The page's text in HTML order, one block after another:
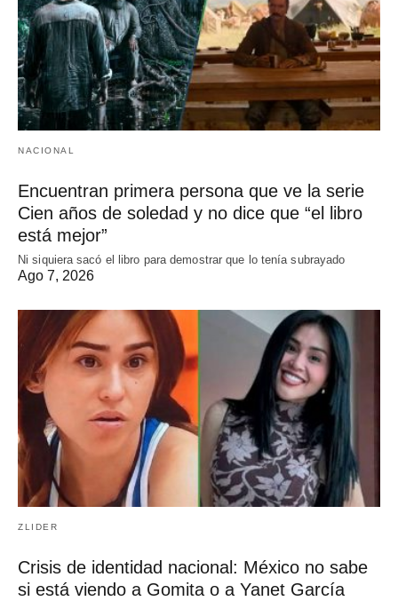
NACIONAL
Encuentran primera persona que ve la serie
Cien años de soledad y no dice que “el libro
está mejor”
Ni siquiera sacó el libro para demostrar que lo tenía subrayado
Ago 7, 2026
ZLIDER
Crisis de identidad nacional: México no sabe
si está viendo a Gomita o a Yanet García